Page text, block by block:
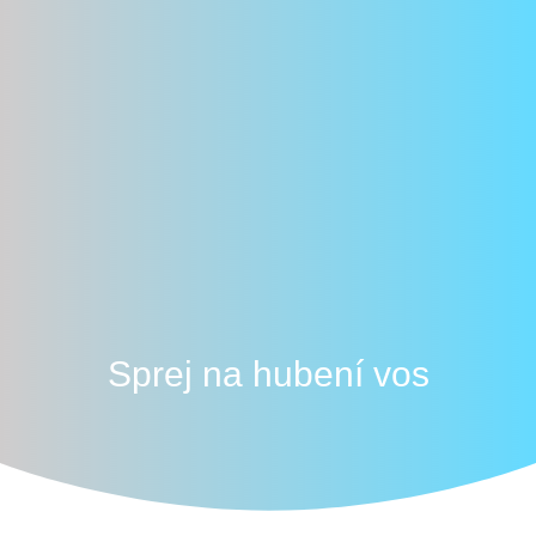
Sprej na hubení vos